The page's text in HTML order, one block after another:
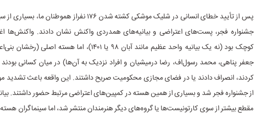
پس از تأیید خطای انسانی در شلیک موشکی کشته شدن ۱۷۶ نفراز
جشنواره فجر، پست‌های اعتراضی و بیانیه‌های همدردی واکنش نشان دادند. واکنش‌ها
کوچک بود (نه یک بیانیه واحد عظیم مانند آبان ۹۸ یا ۱۴۰۱)، اما
جعفر پناهی، محمد رسول‌اف، رضا درمیشیان و افراد نزدیک به آن‌ها) در میان کسانی
کردند، انصراف دادند یا در فضای مجازی محکومیت صریح داشتند. این واقعه باعث تشدید
از جشنواره فجر شد و بسیاری از همین هسته در کمپین‌های اعتراضی مرتبط حضور داشتند.
مقطع بیشتر از سوی کارتونیست‌ها یا گروه‌های دیگر هنرمندان منتشر شد، اما سینماگران